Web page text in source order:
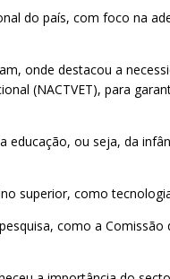
do país, com foco na
onde destacou a
(NACTVET), para
ou seja, da
superior, como
como a